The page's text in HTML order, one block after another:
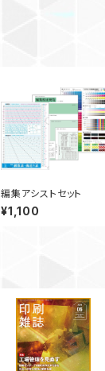
編集アシストセット
¥1,100